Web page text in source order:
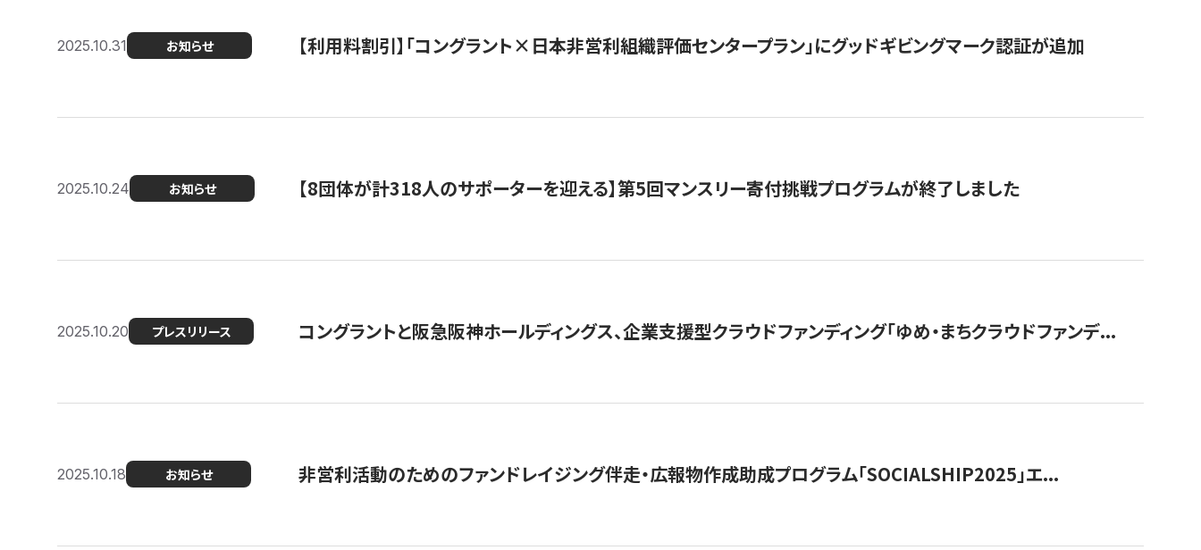
2025.10.31 お知らせ 【利用料割引】「コングラント×日本非営利組織評価センタープラン」にグッドギビングマーク認証が追加
2025.10.24 お知らせ 【8団体が計318人のサポーターを迎える】​​第5回マンスリー寄付挑戦プログラムが終了しました
2025.10.20 プレスリリース コングラントと阪急阪神ホールディングス、企業支援型クラウドファンディング「ゆめ・まちクラウドファンデ...
2025.10.18 お知らせ 非営利活動のためのファンドレイジング伴走・広報物作成助成プログラム「SOCIALSHIP2025」エ...